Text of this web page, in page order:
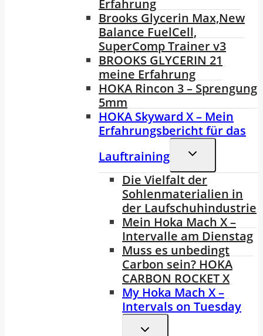
Erfahrung
Brooks Glycerin Max,New
Balance FuelCell,
SuperComp Trainer v3
BROOKS GLYCERIN 21
meine Erfahrung
HOKA Rincon 3 – Sprengung
5mm
HOKA Skyward X – Mein
Erfahrungsbericht für das
Lauftraining
Untermenü
Die Vielfalt der
Sohlenmaterialien in
der Laufschuhindustrie
Mein Hoka Mach X –
Intervalle am Dienstag
Muss es unbedingt
Carbon sein? HOKA
CARBON ROCKET X
My Hoka Mach X –
Intervals on Tuesday
Untermenü